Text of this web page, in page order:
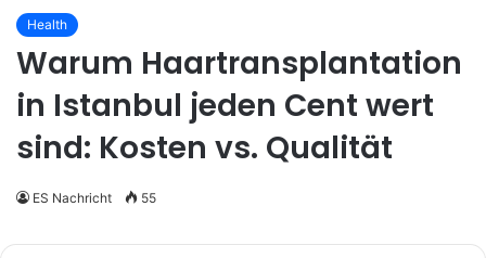
Health
Warum Haartransplantation
in Istanbul jeden Cent wert
sind: Kosten vs. Qualität
ES Nachricht 55